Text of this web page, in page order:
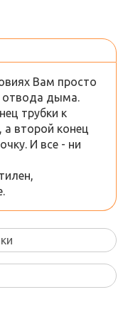
Вам просто
отвода дыма.
трубки к
а второй конец
И все - ни